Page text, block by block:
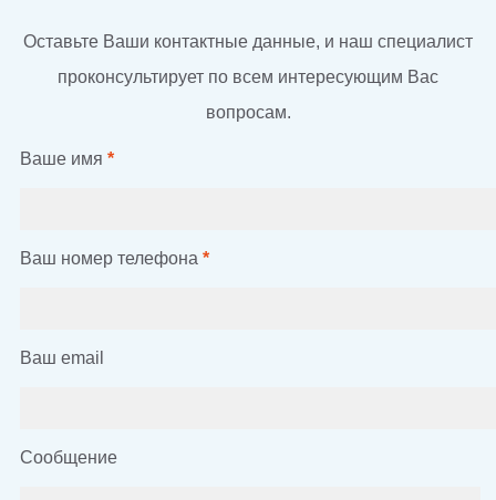
Оставьте Ваши контактные данные, и наш специалист
проконсультирует по всем интересующим Вас
вопросам.
Ваше имя *
Ваш номер телефона *
Ваш email
Сообщение